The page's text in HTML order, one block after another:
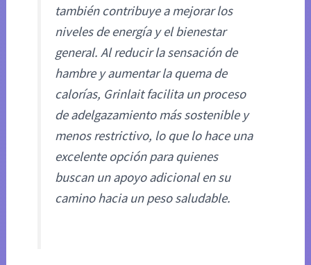
también contribuye a mejorar los
niveles de energía y el bienestar
general. Al reducir la sensación de
hambre y aumentar la quema de
calorías, Grinlait facilita un proceso
de adelgazamiento más sostenible y
menos restrictivo, lo que lo hace una
excelente opción para quienes
buscan un apoyo adicional en su
camino hacia un peso saludable.